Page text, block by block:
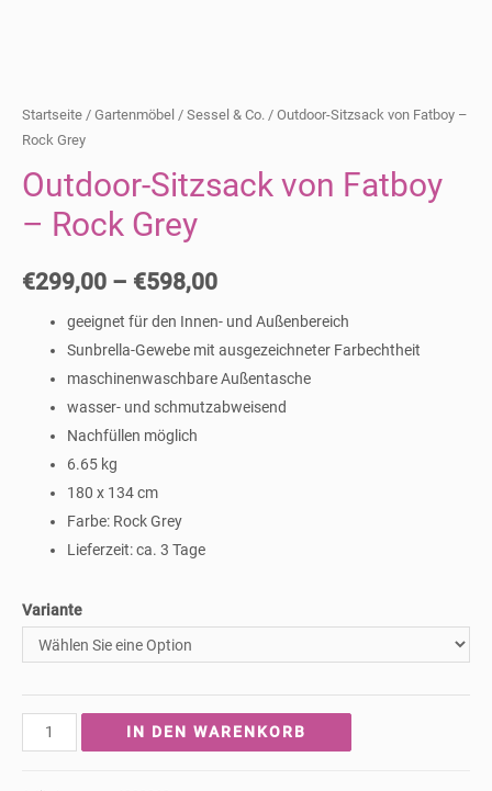
Startseite / Gartenmöbel / Sessel & Co. / Outdoor-Sitzsack von Fatboy –
Rock Grey
Outdoor-Sitzsack von Fatboy
– Rock Grey
€299,00 – €598,00
geeignet für den Innen- und Außenbereich
Sunbrella-Gewebe mit ausgezeichneter Farbechtheit
maschinenwaschbare Außentasche
wasser- und schmutzabweisend
Nachfüllen möglich
6.65 kg
180 x 134 cm
Farbe: Rock Grey
Lieferzeit: ca. 3 Tage
Variante
Outdoor-
Sitzsack
IN DEN WARENKORB